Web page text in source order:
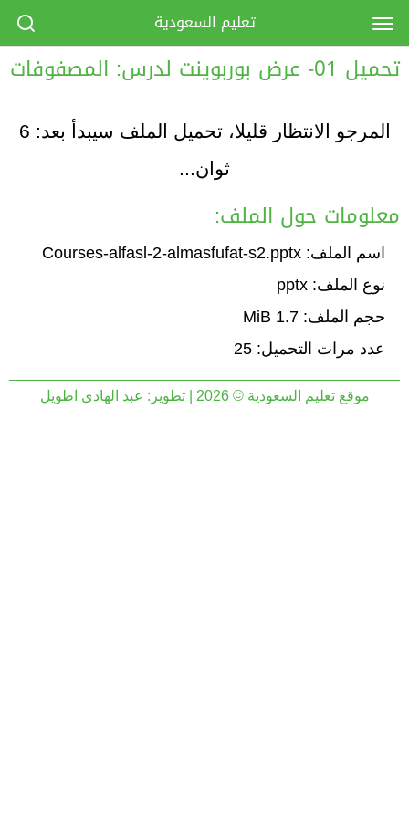
تحميل 01- عرض بوربوينت لدرس: المصفوفات
المرجو الانتظار قليلا، تحميل الملف سيبدأ بعد: 6
ثوان...
معلومات حول الملف:
اسم الملف: Courses-alfasl-2-almasfufat-s2.pptx
نوع الملف: pptx
حجم الملف: 1.7 MiB
عدد مرات التحميل: 25
موقع تعليم السعودية © 2026 | تطوير: عبد الهادي اطويل
تعليم السعودية